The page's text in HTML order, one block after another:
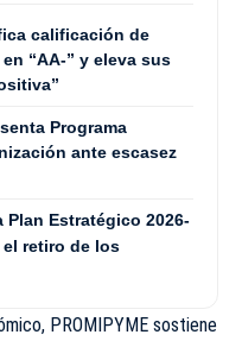
calificación de
“AA-” y eleva sus
Programa
ante escasez
Plan Estratégico 2026-
retiro de los
PROMIPYME sostiene